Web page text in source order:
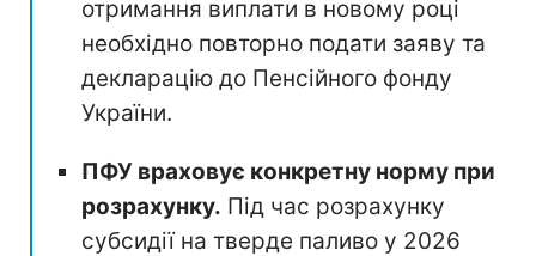
отримання виплати в новому році
необхідно повторно подати заяву та
декларацію до Пенсійного фонду
України.
ПФУ враховує конкретну норму при
розрахунку. Під час розрахунку
субсидії на тверде паливо у 2026